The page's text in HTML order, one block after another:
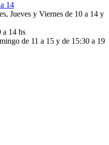
14
Jueves y Viernes de 10 a 14 y
a 14 hs
de 11 a 15 y de 15:30 a 19